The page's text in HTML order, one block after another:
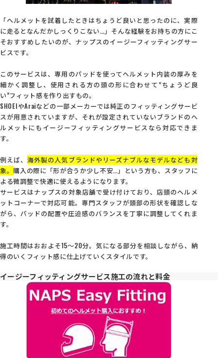
「ヘルメットを試着したときはちょうど良いと思ったのに、実際
に走るとなんだかしっくりこない…」そんな経験をお持ちの方にこ
そおすすめしたいのが、ナップスのイージーフィッティングサー
ビスです。
このサービスは、専用のパッドを使ってヘルメット内装の厚みを
細かく調整し、使用される方の頭の形に合わせて“ちょうど良
い”フィット感を作り出すもの。
SHOEIやAraiなどの一部メーカーでは純正のフィッティングサービ
スが用意されていますが、それが設定されていないブランドのヘ
ルメットにもイージーフィッティングサービスなら対応できま
す。
例えば、海外製の人気ブランドやリーズナブルなモデルなども対
象。 購入の際に「形が合うか少し不安…」という方も、スタッフに
よる微調整で快適に使えるようになります。
サービスはナップスの対象店舗で受け付けており、店頭のヘルメ
ットコーナーで対応可能。専門スタッフが頭部の形状を確認しな
がら、パッドの配置や圧迫感のバランスを丁寧に調整してくれま
す。
施工時間はおおよそ15～20分。気になる部分を相談しながら、納
得のいくフィット感に仕上げていくスタイルです。
イージーフィッティングサービス施工の流れと料金